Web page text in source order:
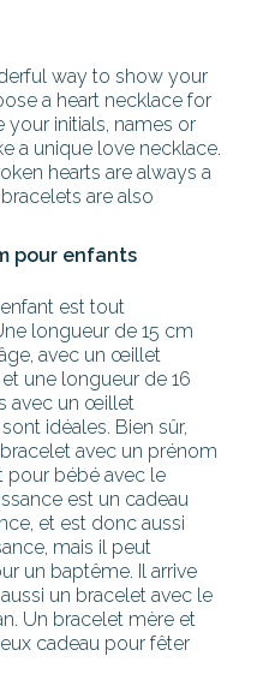
way to show your
a heart necklace for
initials, names or
a unique love necklace.
hearts are always a
are also
pour enfants
est tout
longueur de 15 cm
avec un œillet
une longueur de 16
avec un œillet
idéales. Bien sûr,
avec un prénom
pour bébé avec le
est un cadeau
et est donc aussi
mais il peut
un baptême. Il arrive
un bracelet avec le
Un bracelet mère et
cadeau pour fêter